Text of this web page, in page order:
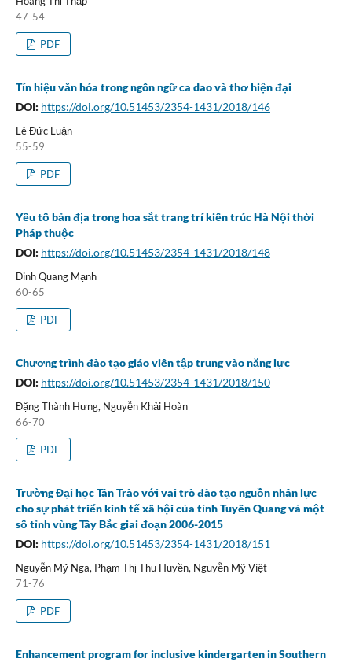
47-54
PDF
Tín hiệu văn hóa trong ngôn ngữ ca dao và thơ hiện đại
DOI: https://doi.org/10.51453/2354-1431/2018/146
Lê Đức Luận
55-59
PDF
Yếu tố bản địa trong hoa sắt trang trí kiến trúc Hà Nội thời
Pháp thuộc
DOI: https://doi.org/10.51453/2354-1431/2018/148
Đinh Quang Mạnh
60-65
PDF
Chương trình đào tạo giáo viên tập trung vào năng lực
DOI: https://doi.org/10.51453/2354-1431/2018/150
Đặng Thành Hưng, Nguyễn Khải Hoàn
66-70
PDF
Trường Đại học Tân Trào với vai trò đào tạo nguồn nhân lực
cho sự phát triển kinh tế xã hội của tỉnh Tuyên Quang và một
số tỉnh vùng Tây Bắc giai đoạn 2006-2015
DOI: https://doi.org/10.51453/2354-1431/2018/151
Nguyễn Mỹ Nga, Phạm Thị Thu Huyền, Nguyễn Mỹ Việt
71-76
PDF
Enhancement program for inclusive kindergarten in Southern